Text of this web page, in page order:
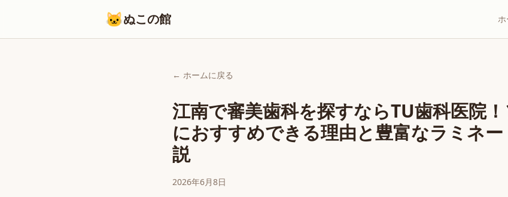
🐱ぬこの館 ホ
← ホームに戻る
江南で審美歯科を探すならTU歯科医院
におすすめできる理由と豊富なラミネ
説
2026年6月8日